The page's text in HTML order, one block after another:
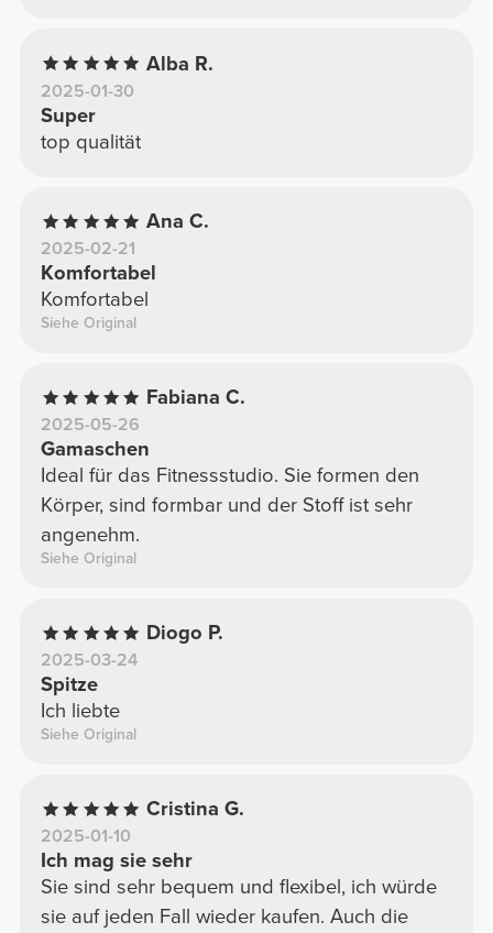
Alba R.
2025-01-30
Super
top qualität
Ana C.
2025-02-21
Komfortabel
Komfortabel
Siehe Original
Fabiana C.
2025-05-26
Gamaschen
Ideal für das Fitnessstudio. Sie formen den
Körper, sind formbar und der Stoff ist sehr
angenehm.
Siehe Original
Diogo P.
2025-03-24
Spitze
Ich liebte
Siehe Original
Cristina G.
2025-01-10
Ich mag sie sehr
Sie sind sehr bequem und flexibel, ich würde
sie auf jeden Fall wieder kaufen. Auch die